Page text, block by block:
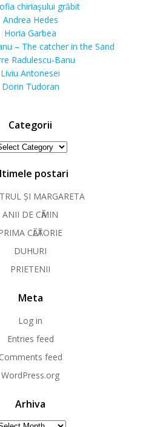
chiriaşului grăbit
Andrea Hedes
Horia Garbea
– The catcher in the Sand
Radulescu-Banu
Liviu Antonesei
Dorin Tudoran
Categorii
postari
ȘI MARGARETA
ANII DE CӐMIN
CӐLӐTORIE
DUHURI
PRIETENII
Meta
Log in
Entries feed
Comments feed
WordPress.org
Arhiva